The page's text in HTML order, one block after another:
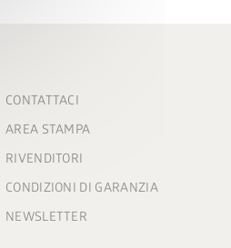
CONTATTACI
AREA STAMPA
RIVENDITORI
CONDIZIONI DI GARANZIA
NEWSLETTER